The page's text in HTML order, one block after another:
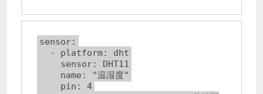
sensor:
  - platform: dht
    sensor: DHT11
    name: "温湿度"
    pin: 4